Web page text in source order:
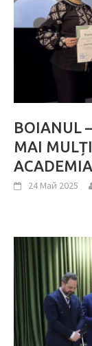
BOIANUL
MAI
24 Май 2025